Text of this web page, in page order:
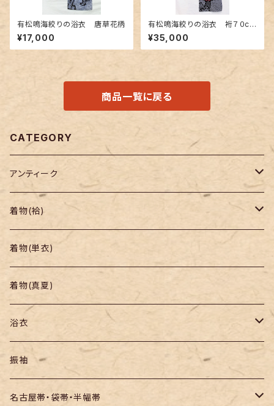
有松鳴海絞りの浴衣 唐草花柄
¥17,000
有松鳴海絞りの浴衣 裄７０cm
濃紺地に赤色の牡丹柄
¥35,000
商品一覧に戻る
CATEGORY
アンティーク
着物
帯
羽織り・道行
着物(袷)
小紋
色無地・江戸小紋
紬
訪問着・付下
お召し
着物(単衣)
着物(真夏)
浴衣
セオα・ポリ
木綿・綿麻
振袖
名古屋帯・袋帯・半幅帯